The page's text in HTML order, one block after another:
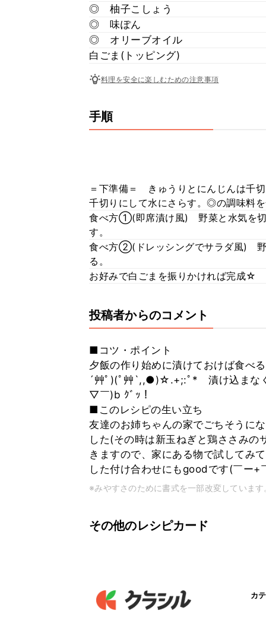
◎ 柚子こしょう
◎ 味ぽん
◎ オリーブオイル
白ごま(トッピング)
料理を安全に楽しむための注意事項
手順
＝下準備＝ きゅうりとにんじんは千
千切りにして水にさらす。◎の調味料を
食べ方①(即席漬け風) 野菜と水気を切
す。
食べ方②(ドレッシングでサラダ風) 野
る。
お好みで白ごまを振りかければ完成☆
投稿者からのコメント
■コツ・ポイント
夕飯の作り始めに漬けておけば食
´艸ﾟ)(ﾟ艸`,,●)☆.+;:ﾟ* 漬け込まなく
▽￣)b ｸﾞｯ！
■このレシピの生い立ち
友達のお姉ちゃんの家でごちそうに
した(その時は新玉ねぎと鶏ささみ
きますので、家にある物で試して
した付け合わせにもgoodです(￣ー+
※みやすさのために書式を一部改変しています
その他のレシピカード
カ